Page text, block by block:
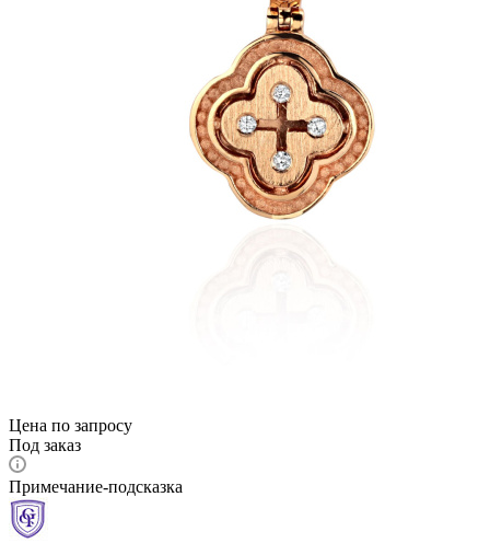
Цена по запросу
Под заказ
Примечание-подсказка